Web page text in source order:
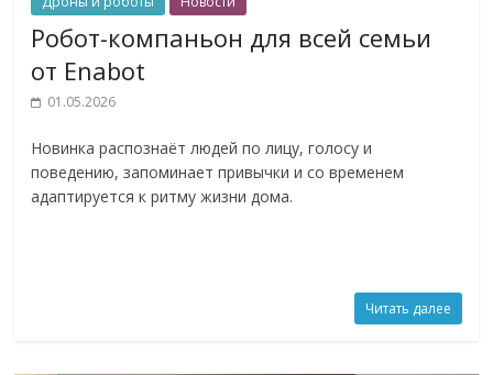
Робот-компаньон для всей семьи
от Enabot
01.05.2026
Новинка распознаёт людей по лицу, голосу и
поведению, запоминает привычки и со временем
адаптируется к ритму жизни дома.
Читать далее